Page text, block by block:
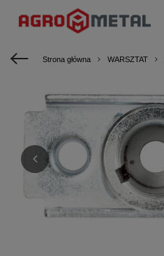
Strona główna WARSZTAT